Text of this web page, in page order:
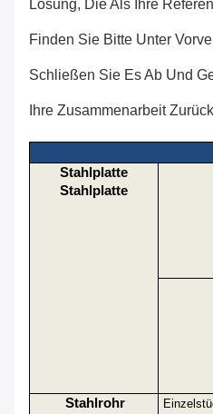
Lösung, Die Als Ihre
Finden Sie Bitte Unter
Schließen Sie Es Ab Und
Ihre Zusammenarbeit
Stahlplatte
Stahlplatte
Stahlrohr